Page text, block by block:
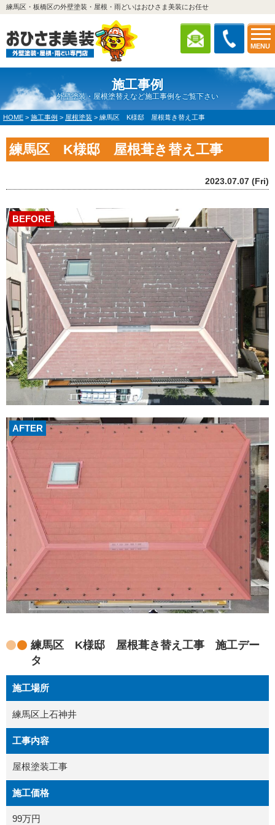
MENU
練馬区・板橋区の外壁塗装・屋根・雨どいはおひさま美装にお任せ
施工事例
外壁塗装・屋根塗替えなど施工事例をご覧下さい
HOME > 施工事例 > 屋根塗装 > 練馬区 K様邸 屋根葺き替え工事
練馬区 K様邸 屋根葺き替え工事
2023.07.07 (Fri)
AFTER
BEFORE
練馬区 K様邸 屋根葺き替え工事 施工デー
タ
施工場所
練馬区上石神井
工事内容
屋根塗装工事
施工価格
99万円